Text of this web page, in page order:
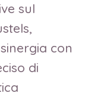
sul
con
di